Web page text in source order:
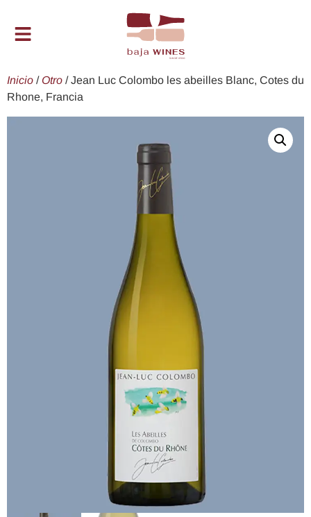
Inicio / Otro / Jean Luc Colombo les abeilles Blanc, Cotes du
Rhone, Francia